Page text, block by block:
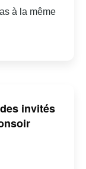
à la même
invités